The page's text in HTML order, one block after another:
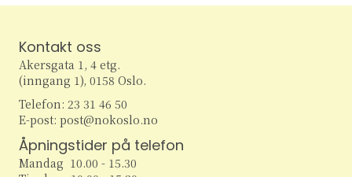
Kontakt oss
Akersgata 1, 4 etg.
(inngang 1), 0158 Oslo.
Telefon: 23 31 46 50
E-post: post@nokoslo.no
Åpningstider på telefon
Mandag 10.00 - 15.30